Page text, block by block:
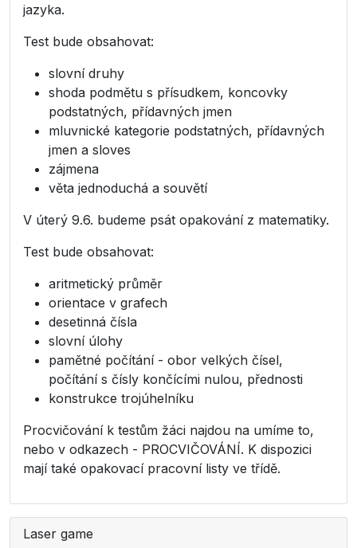
jazyka.
Test bude obsahovat:
slovní druhy
shoda podmětu s přísudkem, koncovky
podstatných, přídavných jmen
mluvnické kategorie podstatných, přídavných
jmen a sloves
zájmena
věta jednoduchá a souvětí
V úterý 9.6. budeme psát opakování z matematiky.
Test bude obsahovat:
aritmetický průměr
orientace v grafech
desetinná čísla
slovní úlohy
pamětné počítání - obor velkých čísel,
počítání s čísly končícími nulou, přednosti
konstrukce trojúhelníku
Procvičování k testům žáci najdou na umíme to,
nebo v odkazech - PROCVIČOVÁNÍ. K dispozici
mají také opakovací pracovní listy ve třídě.
Laser game